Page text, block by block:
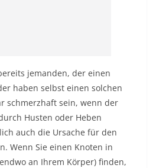
jemanden, der einen
haben selbst einen solchen
schmerzhaft sein, wenn der
Husten oder Heben
auch die Ursache für den
Wenn Sie einen Knoten in
an Ihrem Körper) finden,